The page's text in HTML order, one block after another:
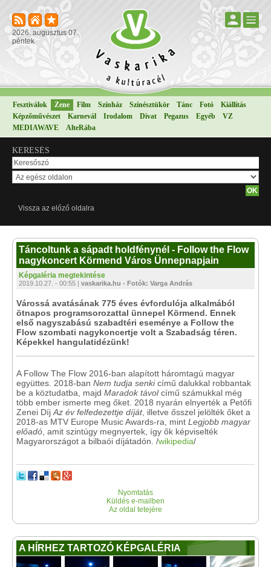
2026. augusztus 07.
péntek
Fesztiválok Zene Film Színház Színésztükör Tánc Fotó
Kiállítás
Képzőművészet
Karnevál Irodalom Divat Pegazus Egyéb
VZ
MEDIAWAVE
AlteRába
KERESÉS
Vissza az előző oldalra
Táncoltunk a sápadt holdfénynél - Follow the Flow
nagykoncert Körmend Város Ünnepnapjain
Képgaléria megtekintése
2019.10.27. - 00:55 | vaskarika.hu - Fotók: Varga András
Várossá avatásának 775 éves évfordulója alkalmából
ötnapos programsorozattal ünnepel Körmend. Ennek
első nagyszabású szabadtéri eseménye a Follow the
Flow szombati nagykoncertje volt a Szabadság téren.
Képekkel hangulatidézünk!
A Follow The Flow 2016-ban alapított háromtagú magyar
együttes. 2018-ban Nem tudja senkicímű dalukkal robbantak
be a köztudatba, majd Maradok távolcímű számukkal még
több ember ismerte meg őket. 2018 nyarán elnyerték a Petőfi
Zenei Díj Az év felfedezettje díját, illetve ősszel jelölték őket a
2018-as MTV Europe Music Awards-ra, mint Legjobb magyar
előadó , amit szintúgy megnyertek, így ők képviselték
Magyarországot a bilbaói díjátadón. /wikipedia/
Nyomtatás
Küldés e-mailben
Az oldal tetejére
A HÍRHEZ TARTOZÓ KÉPGALÉRIA